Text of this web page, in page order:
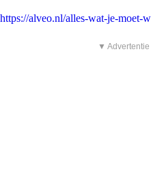
https://alveo.nl/alles-wat-je-moet-
▼